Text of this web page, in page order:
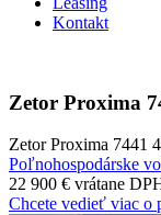
Kontakt
Zetor Proxima
Zetor Proxima 7441
Poľnohospodárske
22 900 € vrátane
Chcete vedieť viac o